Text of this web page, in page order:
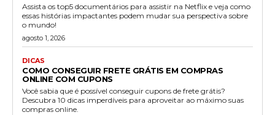
Assista os top5 documentários para assistir na Netflix e veja como
essas histórias impactantes podem mudar sua perspectiva sobre
o mundo!
agosto 1, 2026
DICAS
COMO CONSEGUIR FRETE GRÁTIS EM COMPRAS
ONLINE COM CUPONS
Você sabia que é possível conseguir cupons de frete grátis?
Descubra 10 dicas imperdíveis para aproveitar ao máximo suas
compras online.